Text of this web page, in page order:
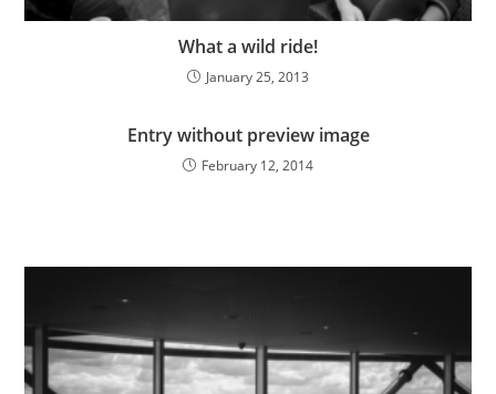
What a wild ride!
January 25, 2013
Entry without preview image
February 12, 2014